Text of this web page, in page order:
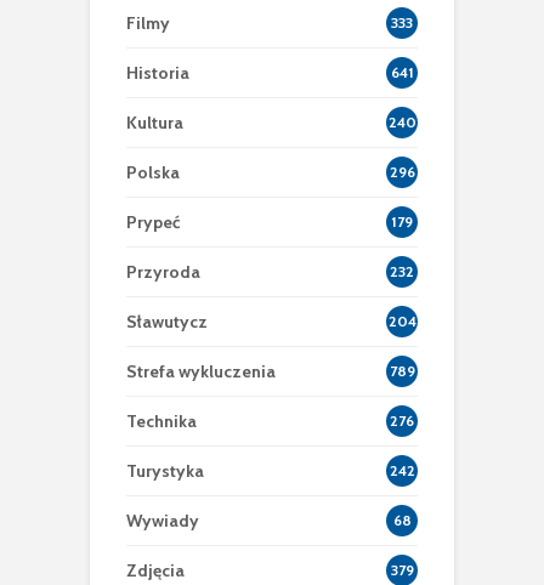
Filmy 333
Historia 641
Kultura 240
Polska 296
Prypeć 179
Przyroda 232
Sławutycz 204
Strefa wykluczenia 789
Technika 276
Turystyka 242
Wywiady 68
Zdjęcia 379